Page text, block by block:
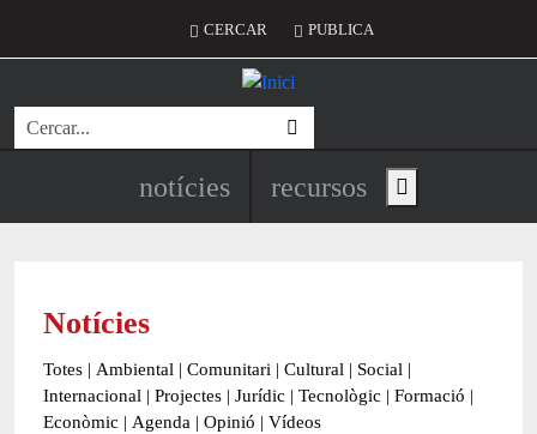
Menú del compte d'usuari
CERCAR PUBLICA
Cerca
Navegació principal de
notícies recursos Show main menu
Notícies
Totes | Ambiental | Comunitari | Cultural | Social |
Internacional | Projectes | Jurídic | Tecnològic | Formació |
Econòmic | Agenda | Opinió | Vídeos